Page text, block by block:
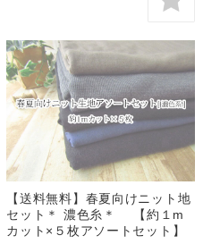
【送料無料】春夏向けニット地
セット＊ 濃色糸＊ 【約１m
カット×５枚アソートセット】